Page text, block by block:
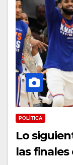
POLÍTICA
Lo
las finales